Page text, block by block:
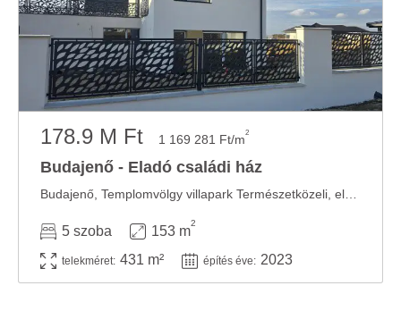
178.9 M Ft 1 169 281 Ft/m2
Budajenő - Eladó családi ház
5 szoba 153 m
2
telekméret: 431 m² építés éve: 2023